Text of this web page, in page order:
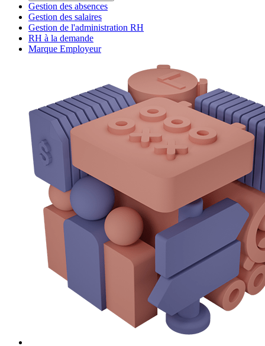
Gestion des absences
Gestion des salaires
Gestion de l'administration RH
RH à la demande
Marque Employeur